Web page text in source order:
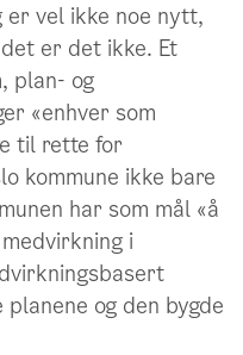
utviklingen i et
av den store
er vel ikke noe nytt,
er det ikke. Et
plan- og
«enhver som
til rette for
kommune ikke bare
har som mål «å
i
og den bygde